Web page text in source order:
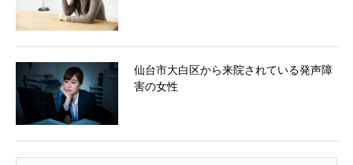
仙台市大白区から来院されている発声障
害の女性